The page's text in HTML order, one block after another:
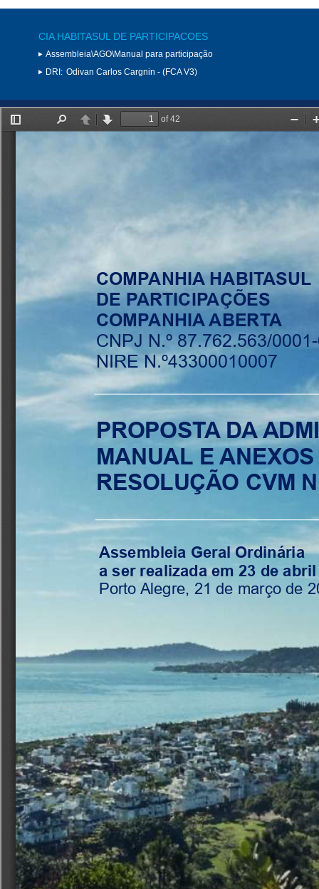
CIA HABITASUL DE PARTICIPACOES
Assembleia\AGO\Manual para participação
DRI: Odivan Carlos Cargnin - (FCA V3)